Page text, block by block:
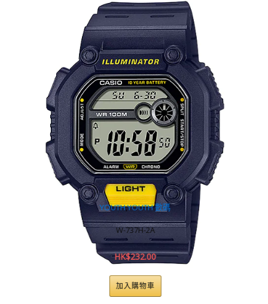
YOUTH,YOUTH 數碼
W-737H-2A
232.00
加入購物車